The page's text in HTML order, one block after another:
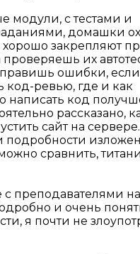
модули, с тестами и
домашки
закрепляют
их
ошибки, если
код-ревью, где и как
написать код
рассказано,
сайт на
подробности
сравнить,
с преподавателями
и очень
я почти не